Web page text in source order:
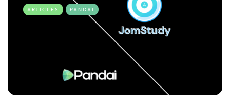
ARTICLES PANDAI